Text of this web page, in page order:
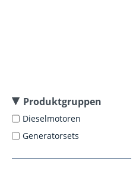
Produktgruppen
Dieselmotoren
Generatorsets